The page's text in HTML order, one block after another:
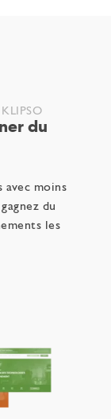
du
avec moins
du
les